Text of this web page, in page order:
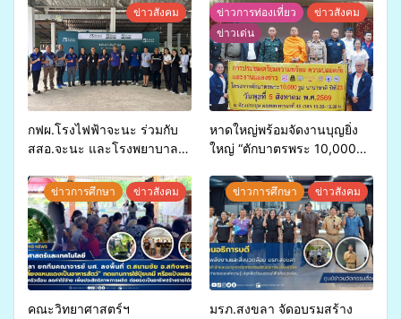
ข่าวสังคม
กฟผ.โรงไฟฟ้าจะนะ ร่วมกับ
สสอ.จะนะ และโรงพยาบาล
แพทย์เคลื่อนที่ ประจำปี 2569
ข่าวการท่องเที่ยว
ข่าวสังคม
ข่าวเด่น
หาดใหญ่พร้อมจัดงานบุญยิ่ง
ใหญ่ “ตักบาตรพระ 10,000
พ่อ” ปีที่ 23 รวมพลัง
พุทธศาสนิกชน 4 ประเทศ
สืบสานประเพณีแห่งศรัทธา
ข่าวการศึกษา ข่าวสังคม
คณะวิทยาศาสตร์ฯ
ข่าวการศึกษา ข่าวสังคม
มรภ.สงขลา จัดอบรมสร้าง